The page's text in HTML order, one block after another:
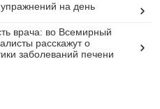
на день
врача: во Всемирный
расскажут о
заболеваний печени